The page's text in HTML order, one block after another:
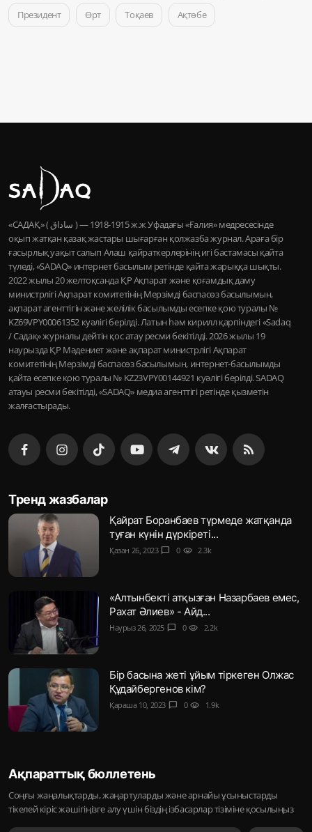
Президент Өрт Тоқаев Ақтөбе
«САДАҚ» ( ساداق ) — 1915-1918 ж.ж Уфадағы «Ғалия» медресесінде
оқып жатқан қазақ жастары шығарған қолжазба журнал. Араға бір
ғасырлық уақыт салып Алаш қайраткерлерінің игі бастамасы қайта
түледі, «SADAQ» интернет басылым ретінде қайта жарыққа шықты.
2022 жылы 20 желтоқсанда ҚР Ақпарат және қоғамдық даму
министрлігі Ақпарат комитетінің Мерзімді баспасөз басылымын,
ақпарат агенттігін және желілік басылымды есепке қою туралы №
KZ69VPY00061352 куәлігі берілді. Латын һәм кирилл қарпіндегі «Sadaq
/ Садақ» журналы дейтін қос атау ресми бекітілді. 2026 жылы 19
наурызда ҚР Мәдениет және ақпарат министрлігі Ақпарат
комитетінің Мерзімді баспасөз басылымын, интернет-басылымды
қайта есепке қою туралы № KZ23VPY00144921 куәлігі берілді. SADAQ
атауы ресми бекітілді, «SADAQ» медиа агенттігі ретінде қызметін
жалғастырады.
Тренд жазбалар
Қайрат Боранбаев түрмеде жатқанда
туған күнін дүркіреті...
Қазан 26, 2023 chat_bubble 0 visibility 2.3k
«Алтынбекті атқызған Назарбаев емес,
Рахат Әлиев» - Айд...
Наурыз 26, 2025 chat_bubble 0 visibility 2.2k
Бір басына жеті ұйым тіркеген Олжас
Құдайбергенов кім?
Қараша 10, 2023 chat_bubble 0 visibility 1.9k
Ақпараттық бюллетень
Соңғы жаңалықтарды, жаңартуларды және арнайы ұсыныстарды
тікелей кіріс жәшігіңізге алу үшін біздің ізбасарлар тізіміне қосылыңыз